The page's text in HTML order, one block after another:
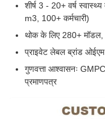
शीर्ष 3 - 20+ वर्ष
m3, 100+ कर्मचारी)
थोक के लिए 280+ मॉडल,
प्राइवेट लेबल ब्रांड
गुणवत्ता आश्वासनः
प्रमाणपत्र